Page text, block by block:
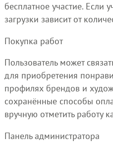
бесплатное участие. Если
загрузки зависит от
Покупка работ
Пользователь может
для приобретения
профилях брендов и
сохранённые способы
вручную отметить работу
Панель администратора